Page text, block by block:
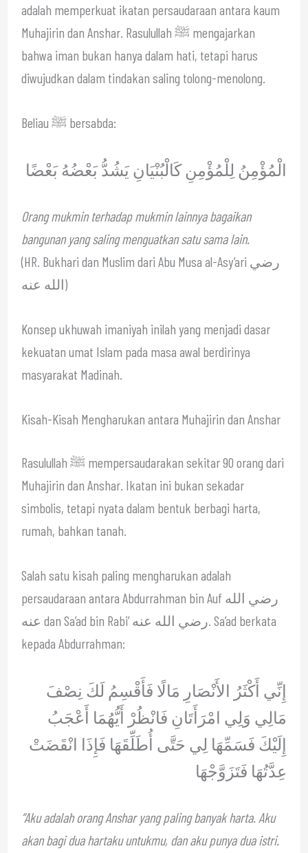
adalah memperkuat ikatan persaudaraan antara kaum
Muhajirin dan Anshar. Rasulullah ﷺ mengajarkan
bahwa iman bukan hanya dalam hati, tetapi harus
diwujudkan dalam tindakan saling tolong-menolong.
Beliau ﷺ bersabda:
الْمُؤْمِنُ لِلْمُؤْمِنِ كَالْبُنْيَانِ يَشُدُّ بَعْضُهُ بَعْضًا
Orang mukmin terhadap mukmin lainnya bagaikan
bangunan yang saling menguatkan satu sama lain.
(HR. Bukhari dan Muslim dari Abu Musa al-Asy’ari رضي
الله عنه)
Konsep ukhuwah imaniyah inilah yang menjadi dasar
kekuatan umat Islam pada masa awal berdirinya
masyarakat Madinah.
Kisah-Kisah Mengharukan antara Muhajirin dan Anshar
Rasulullah ﷺ mempersaudarakan sekitar 90 orang dari
Muhajirin dan Anshar. Ikatan ini bukan sekadar
simbolis, tetapi nyata dalam bentuk berbagi harta,
rumah, bahkan tanah.
Salah satu kisah paling mengharukan adalah
persaudaraan antara Abdurrahman bin Auf رضي الله
عنه dan Sa’ad bin Rabi’ رضي الله عنه. Sa’ad berkata
kepada Abdurrahman:
إِنِّي أَكْثَرُ الأَنْصَارِ مَالًا فَأَقْسِمُ لَكَ نِصْفَ
مَالِي وَلِي امْرَأَتَانِ فَانْظُرْ أَيُّهُمَا أَعْجَبُ
إِلَيْكَ فَسَمِّهَا لِي حَتَّى أُطَلِّقَهَا فَإِذَا انْقَضَتْ
عِدَّتُهَا فَتَزَوَّجْهَا
“Aku adalah orang Anshar yang paling banyak harta. Aku
akan bagi dua hartaku untukmu, dan aku punya dua istri.